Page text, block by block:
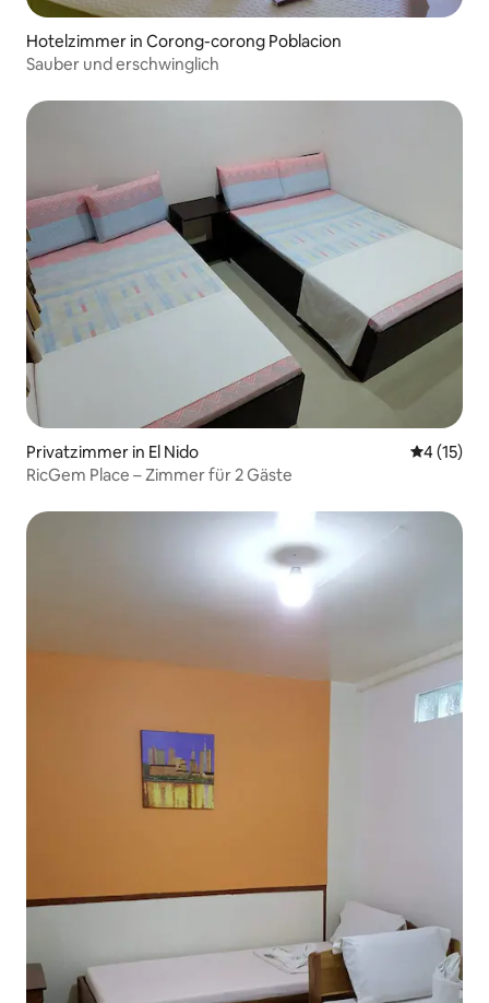
Hotelzimmer in Corong-corong Poblacion
Sauber und erschwinglich
Privatzimmer in El Nido
4 (15)
RicGem Place – Zimmer für 2 Gäste